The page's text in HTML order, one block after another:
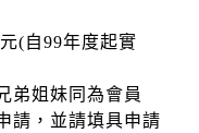
元(自99年度起實
弟姐妹同為會員
請，並請填具申請